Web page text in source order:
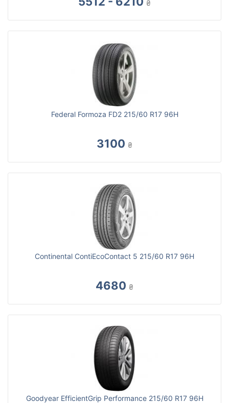
₴
Federal Formoza FD2 215/60 R17 96H
3100 ₴
Continental ContiEcoContact 5 215/60 R17 96H
4680 ₴
Goodyear EfficientGrip Performance 215/60 R17 96H